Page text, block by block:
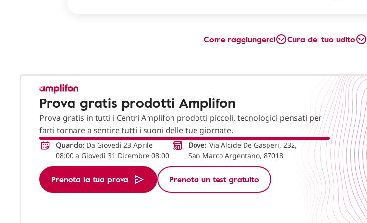
Come raggiungerci Cura del tuo udito
Prova gratis prodotti Amplifon
Prova gratis in tutti i Centri Amplifon prodotti piccoli, tecnologici pensati per
farti tornare a sentire tutti i suoni delle tue giornate.
Quando: Da Giovedì 23 Aprile
08:00 a Giovedì 31 Dicembre 08:00
Dove: Via Alcide De Gasperi, 232,
San Marco Argentano, 87018
Prenota la tua prova Prenota un test gratuito